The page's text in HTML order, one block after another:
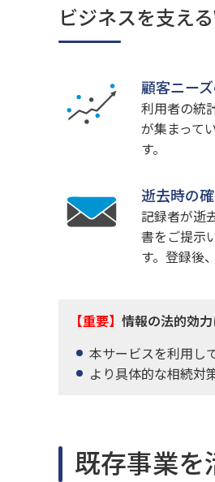
ビジネスを支え
顧客ニー
利用者の統
が集まって
す。
逝去時の
記録者が逝
書をご提示
す。登録後
【重要】 情報の法的効
本サービスを利用し
より具体的な相続対
既存事業を